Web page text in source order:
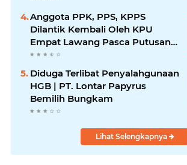
Anggota PPK, PPS, KPPS
Dilantik Kembali Oleh KPU
Empat Lawang Pasca Putusan
MK
Diduga Terlibat Penyalahgunaan
HGB | PT. Lontar Papyrus
Bemilih Bungkam
Lihat Selengkapnya